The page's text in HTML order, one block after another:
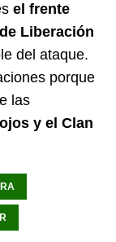
el frente
Liberación
del ataque.
porque
las
y el Clan